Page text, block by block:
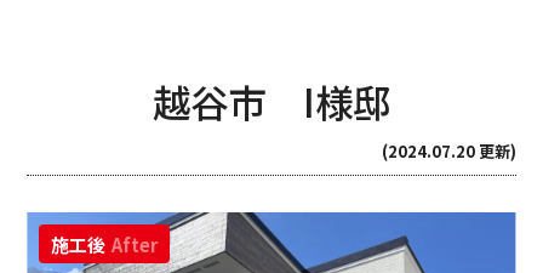
越谷市 I様邸
(2024.07.20 更新)
施工後 After